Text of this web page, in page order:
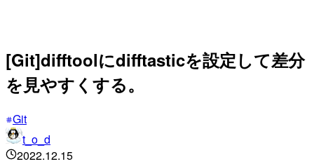
[Git]difftoolにdifftasticを設定して差分
を見やすくする。
Git
t_o_d
2022.12.15